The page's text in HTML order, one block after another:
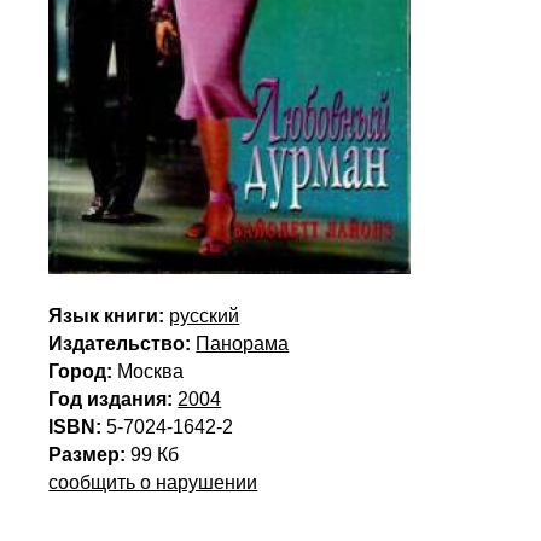
Язык книги: русский
Издательство: Панорама
Город: Москва
Год издания: 2004
ISBN: 5-7024-1642-2
Размер: 99 Кб
сообщить о нарушении